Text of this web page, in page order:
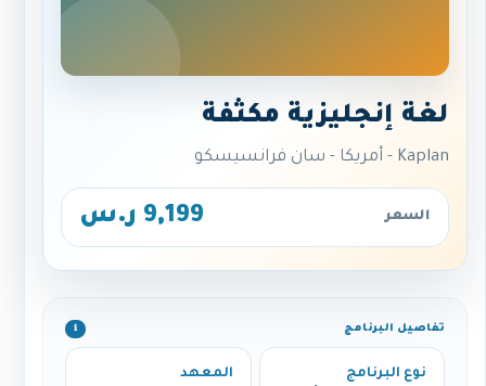
لغة إنجليزية مكثفة
Kaplan - أمريكا - سان فرانسيسكو
السعر 9,199 ر.س
تفاصيل البرنامج ℹ️
نوع البرنامج
المعهد